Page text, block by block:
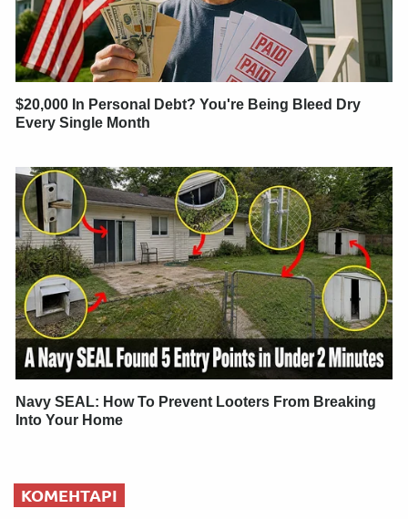
$20,000 In Personal Debt? You're Being Bleed Dry
Every Single Month
Navy SEAL: How To Prevent Looters From Breaking
Into Your Home
КОМЕНТАРІ